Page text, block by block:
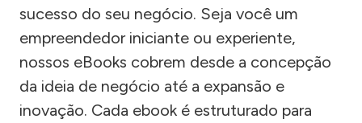
sucesso do seu negócio. Seja você um
empreendedor iniciante ou experiente,
nossos eBooks cobrem desde a concepção
da ideia de negócio até a expansão e
inovação. Cada ebook é estruturado para